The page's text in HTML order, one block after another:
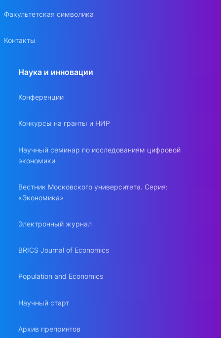
Факультетская символика
Контакты
Наука и инновации
Конференции
Конкурсы на гранты и НИР
Научный семинар по исследованиям цифровой
экономики
Вестник Московского университета. Серия:
«Экономика»
Электронный журнал
BRICS Journal of Economics
Population and Economics
Научный старт
Архив препринтов